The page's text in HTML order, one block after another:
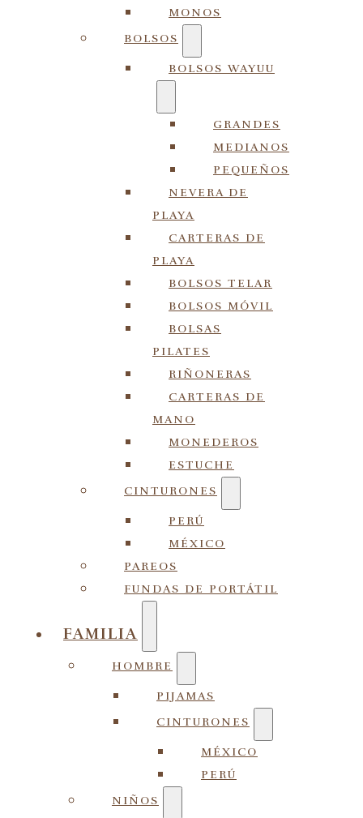
MONOS
BOLSOS
BOLSOS WAYUU
GRANDES
MEDIANOS
PEQUEÑOS
NEVERA DE
PLAYA
CARTERAS DE
PLAYA
BOLSOS TELAR
BOLSOS MÓVIL
BOLSAS
PILATES
RIÑONERAS
CARTERAS DE
MANO
MONEDEROS
ESTUCHE
CINTURONES
PERÚ
MÉXICO
PAREOS
FUNDAS DE PORTÁTIL
FAMILIA
HOMBRE
PIJAMAS
CINTURONES
MÉXICO
PERÚ
NIÑOS